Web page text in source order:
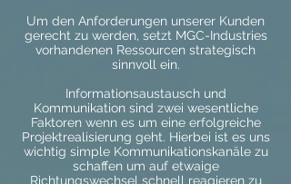
Um den Anforderungen unserer Kunden
gerecht zu werden, setzt MGC-Industries
vorhandenen Ressourcen strategisch
sinnvoll ein.
Informationsaustausch und
Kommunikation sind zwei wesentliche
Faktoren wenn es um eine erfolgreiche
Projektrealisierung geht. Hierbei ist es uns
wichtig simple Kommunikationskanäle zu
schaffen um auf etwaige
Richtungswechsel schnell reagieren zu